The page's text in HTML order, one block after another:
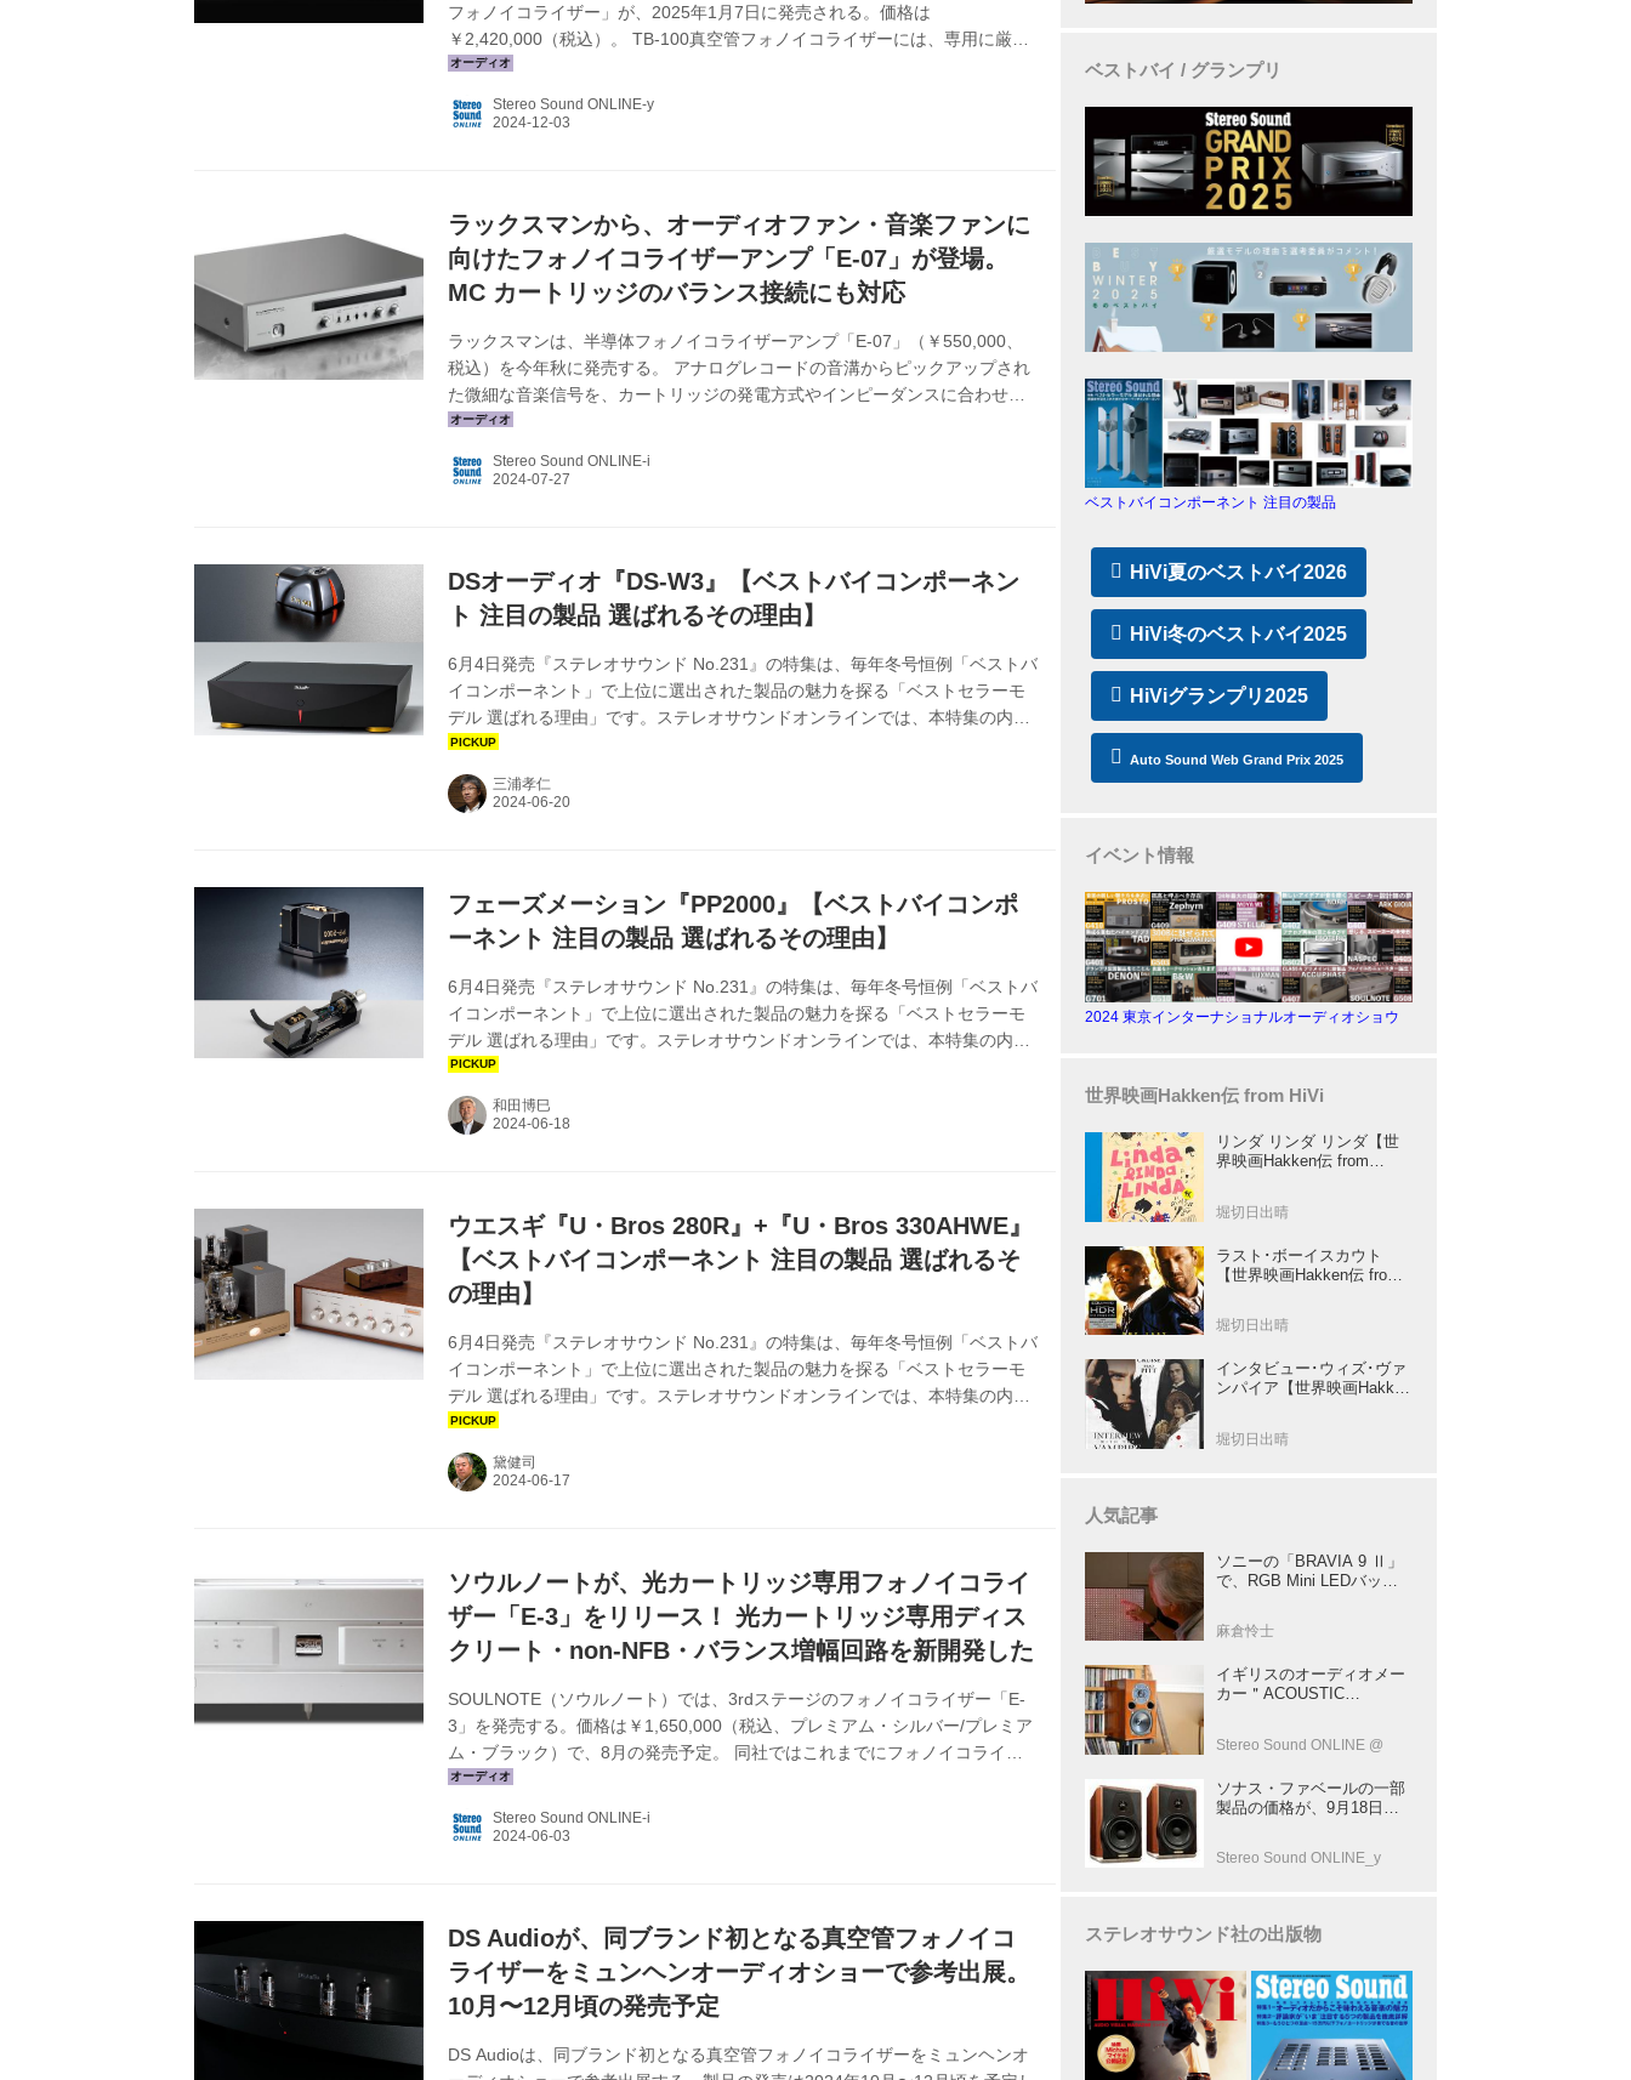
フォノイコライザー」が、2025年1月7日に発売される。価格は
￥2,420,000（税込）。 TB-100真空管フォノイコライザーには、専用に厳選
されたクアッドマッチド「ECC82（12AU7）」を採用し、さらに最高のパフ
つきを1％以内（0.1dB以内）に抑えているのが特徴。そして、各チャンネル
Stereo Sound ONLINE-y
ラックスマンから、オーディオファン・音楽ファンに
向けたフォノイコライザーアンプ「E-07」が登場。
MC カートリッジのバランス接続にも対応
ラックスマンは、半導体フォノイコライザーアンプ「E-07」（￥550,000、
税込）を今年秋に発売する。 アナログレコードの音溝からピックアップされ
た微細な音楽信号を、カートリッジの発電方式やインピーダンスに合わせて
最適に正確に増幅するため、MCは4.7Ωから1kΩまで6段階、MMは47kΩを中
備している。 スーパーパーマロイ・コアを採用した新開発のMCカートリッ
Stereo Sound ONLINE-i
DSオーディオ『DS-W3』【ベストバイコンポーネン
ト 注目の製品 選ばれるその理由】
6月4日発売『ステレオサウンド No.231』の特集は、毎年冬号恒例「ベストバ
イコンポーネント」で上位に選出された製品の魅力を探る「ベストセラーモ
デル 選ばれる理由」です。ステレオサウンドオンラインでは、本特集の内容
を順次公開してまいります。今回は、DSオーディオのフォノカートリッジ
『DS-W3』の人気の理由を探求します。（ステレオサウンド編集部）
三浦孝仁
フェーズメーション『PP2000』【ベストバイコンポ
ーネント 注目の製品 選ばれるその理由】
6月4日発売『ステレオサウンド No.231』の特集は、毎年冬号恒例「ベストバ
イコンポーネント」で上位に選出された製品の魅力を探る「ベストセラーモ
デル 選ばれる理由」です。ステレオサウンドオンラインでは、本特集の内容
を順次公開してまいります。今回は、フェーズメーションのフォノカートリ
ッジ『PP2000』の人気の理由を探求します。（ステレオサウンド編集部）
和田博巳
ウエスギ『U・Bros 280R』+『U・Bros 330AHWE』
【ベストバイコンポーネント 注目の製品 選ばれるそ
の理由】
6月4日発売『ステレオサウンド No.231』の特集は、毎年冬号恒例「ベストバ
イコンポーネント」で上位に選出された製品の魅力を探る「ベストセラーモ
デル 選ばれる理由」です。ステレオサウンドオンラインでは、本特集の内容
を順次公開してまいります。今回は、上杉研究所のプリアンプ『U・Bros
280R』とパワーアンプ『U・Bros 330AHWE』の人気の理由を探求します。
（ステレオサウンド編集部）
黛健司
ソウルノートが、光カートリッジ専用フォノイコライ
ザー「E-3」をリリース！ 光カートリッジ専用ディス
クリート・non-NFB・バランス増幅回路を新開発した
SOULNOTE（ソウルノート）では、3rdステージのフォノイコライザー「E-
3」を発売する。価格は￥1,650,000（税込、プレミアム・シルバー/プレミア
ム・ブラック）で、8月の発売予定。 同社ではこれまでにフォノイコライザ
ーとして「E-1」「E-2」を発売し、多くのユーザーから高い評価を集めてき
だ。 光カートリッジ専用の、ディスクリート・non-NFB・バランス増幅回路
Stereo Sound ONLINE-i
DS Audioが、同ブランド初となる真空管フォノイコ
ライザーをミュンヘンオーディオショーで参考出展。
10月〜12月頃の発売予定
DS Audioは、同ブランド初となる真空管フォノイコライザーをミュンヘンオ
ベストバイ / グランプリ
ベストバイコンポーネント 注目の製品
HiVi夏のベストバイ2026
HiVi冬のベストバイ2025
HiViグランプリ2025
Auto Sound Web Grand Prix 2025
イベント情報
2024 東京インターナショナルオーディオショウ
世界映画Hakken伝 from HiVi
リンダ リンダ リンダ【世
界映画Hakken伝 from
傑作青春学園ストーリー！
堀切日出晴
ラスト･ボーイスカウト
【世界映画Hakken伝 from
が放つ負け犬アクションの
堀切日出晴
インタビュー･ウィズ･ヴァ
ンパイア【世界映画Hakken
督吸血鬼ホラー
堀切日出晴
人気記事
ソニーの「BRAVIA 9 Ⅱ」
で、RGB Mini LEDバック
リー” だ（後）：麻倉怜士
137
麻倉怜士
イギリスのオーディオメー
カー＂ACOUSTIC
「AE1」の40周年記念モデ
Stereo Sound ONLINE @
ソナス・ファベールの一部
製品の価格が、9月18日よ
Stereo Sound ONLINE_y
ステレオサウンド社の出版物